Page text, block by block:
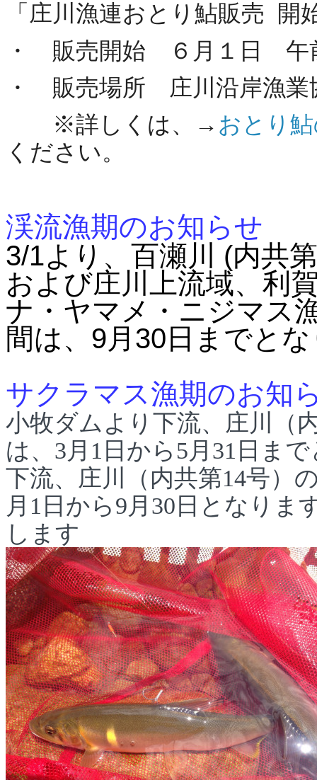
「庄川漁連おとり鮎販売 開
・ 販売開始 ６月１日 午
・ 販売場所 庄川沿岸漁
※詳しくは、→ おとり
ください。
渓流漁期のお知らせ
3/1より、百瀬川 (内共
および庄川上流域、利
ナ・ヤマメ・ニジマス
間は、9月30日までと
サクラマス漁期のお知
小牧ダムより下流、庄川（
は、 3月1日から5月31日ま
下流、庄川（内共第14号）
月1日から9月30日となりま
します